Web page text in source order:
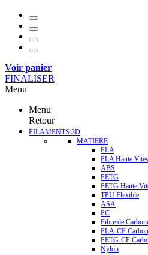
Voir panier
FINALISER
Menu
Menu
Retour
FILAMENTS 3D
MATIERE
PLA
PLA Haute
ABS
PETG
PETG Haute
TPU Flexible
ASA
PC
Fibre de
PLA-CF
PETG-CF
Nylon